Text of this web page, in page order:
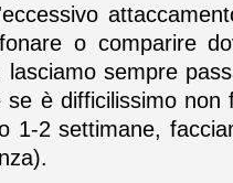
o comparire
lasciamo sempre
è difficilissimo non
1-2 settimane,